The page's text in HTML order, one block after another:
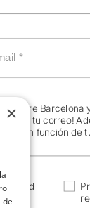
a Teatre
en tu correo!
en función de
×